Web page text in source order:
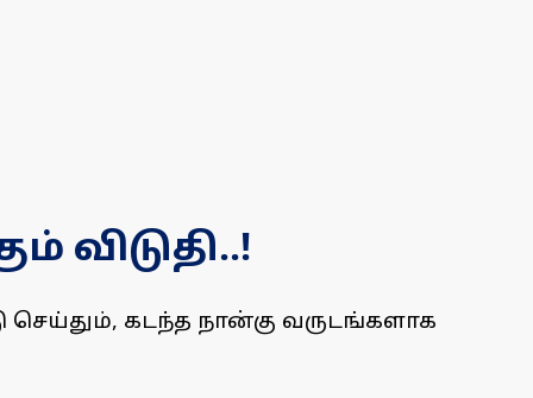
விடுதி..!
செய்தும், கடந்த நான்கு வருடங்களாக